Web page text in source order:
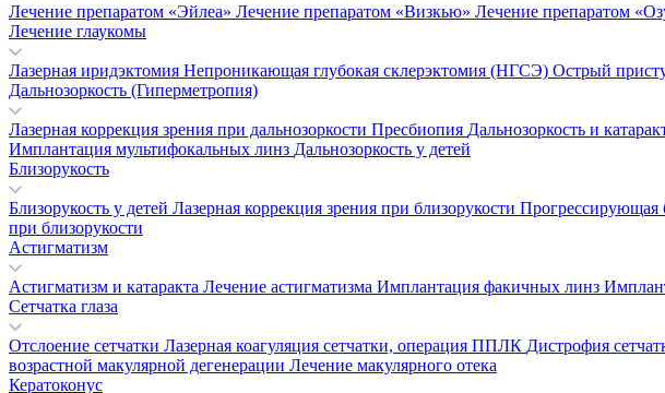
Лечение препаратом «Эйлеа» Лечение препаратом «Визкью» Лечение препаратом
Лечение глаукомы
Лазерная иридэктомия Непроникающая глубокая склерэктомия (НГСЭ) Острый
Дальнозоркость (Гиперметропия)
Лазерная коррекция зрения при дальнозоркости Пресбиопия Дальнозоркость и
Имплантация мультифокальных линз Дальнозоркость у детей
Близорукость
Близорукость у детей Лазерная коррекция зрения при близорукости Прогрессирующая
при близорукости
Астигматизм
Астигматизм и катаракта Лечение астигматизма Имплантация факичных линз
Сетчатка глаза
Отслоение сетчатки Лазерная коагуляция сетчатки, операция ППЛК Дистрофия
возрастной макулярной дегенерации Лечение макулярного отека
Кератоконус